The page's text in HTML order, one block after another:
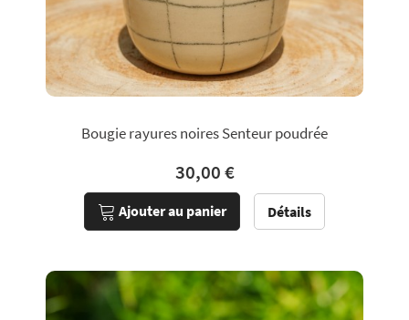
Bougie rayures noires Senteur poudrée
30,00 €
Ajouter au panier Détails